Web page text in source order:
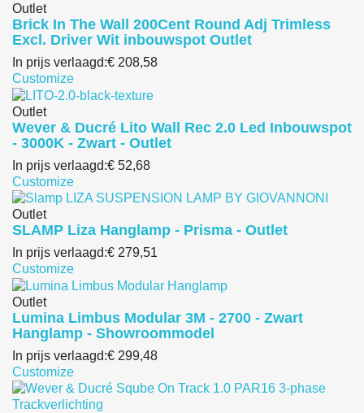
Outlet
Brick In The Wall 200Cent Round Adj Trimless
Excl. Driver Wit inbouwspot Outlet
In prijs verlaagd:€ 208,58
Customize
Outlet
Wever & Ducré Lito Wall Rec 2.0 Led Inbouwspot
- 3000K - Zwart - Outlet
In prijs verlaagd:€ 52,68
Customize
Outlet
SLAMP Liza Hanglamp - Prisma - Outlet
In prijs verlaagd:€ 279,51
Customize
Outlet
Lumina Limbus Modular 3M - 2700 - Zwart
Hanglamp - Showroommodel
In prijs verlaagd:€ 299,48
Customize